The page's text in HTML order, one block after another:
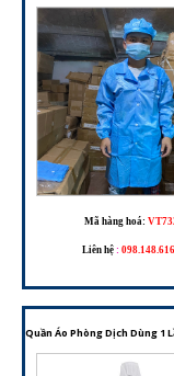
Mã hàng hoá:
Liên hệ :
Quần Áo Phòng Dịch Dùng 1